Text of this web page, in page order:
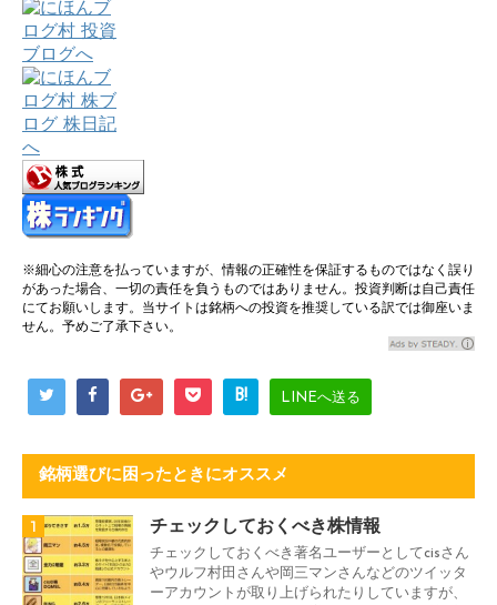
※細心の注意を払っていますが、情報の正確性を保証するものではなく誤り
があった場合、一切の責任を負うものではありません。投資判断は自己責任
にてお願いします。当サイトは銘柄への投資を推奨している訳では御座いま
せん。予めご了承下さい。
B! LINEへ送る
銘柄選びに困ったときにオススメ
1 チェックしておくべき株情報
チェックしておくべき著名ユーザーとしてcisさん
やウルフ村田さんや岡三マンさんなどのツイッタ
ーアカウントが取り上げられたりしていますが、